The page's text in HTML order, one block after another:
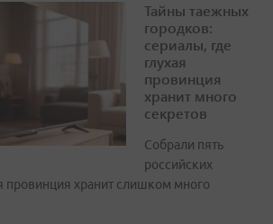
Тайны таежных
городков:
сериалы, где
глухая
провинция
хранит много
секретов
Собрали пять
российских
провинция хранит слишком много